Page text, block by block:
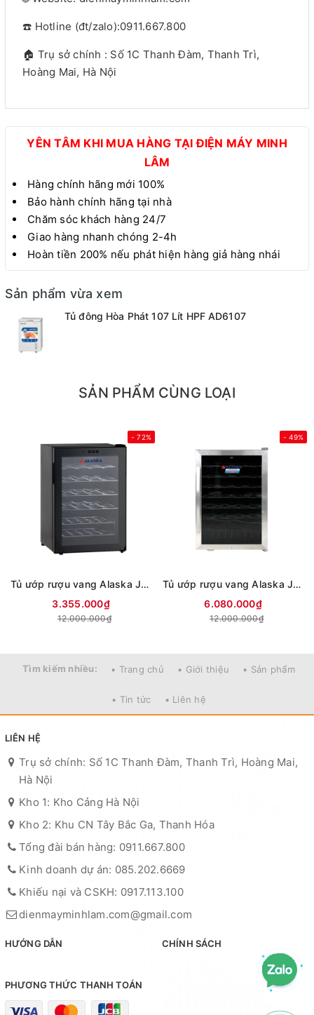
☎️ Hotline (đt/zalo):0911.667.800
🏠 Trụ sở chính : Số 1C Thanh Đàm, Thanh Trì,
Hoàng Mai, Hà Nội
YÊN TÂM KHI MUA HÀNG TẠI ĐIỆN MÁY MINH
LÂM
Hàng chính hãng mới 100%
Bảo hành chính hãng tại nhà
Chăm sóc khách hàng 24/7
Giao hàng nhanh chóng 2-4h
Hoàn tiền 200% nếu phát hiện hàng giả hàng nhái
Sản phẩm vừa xem
Tủ đông Hòa Phát 107 Lít HPF AD6107
SẢN PHẨM CÙNG LOẠI
- 72%
Tủ ướp rượu vang Alaska JC-28S
3.355.000₫
12.000.000₫
- 49%
Tủ ướp rượu vang Alaska JC-48
6.080.000₫
12.000.000₫
Tìm kiếm nhiều: • Trang chủ • Giới thiệu • Sản phẩm
• Tin tức • Liên hệ
LIÊN HỆ
Trụ sở chính: Số 1C Thanh Đàm, Thanh Trì, Hoàng Mai,
Hà Nội
Kho 1: Kho Cảng Hà Nội
Kho 2: Khu CN Tây Bắc Ga, Thanh Hóa
Tổng đài bán hàng: 0911.667.800
Kinh doanh dự án: 085.202.6669
Khiếu nại và CSKH: 0917.113.100
dienmayminhlam.com@gmail.com
HƯỚNG DẪN CHÍNH SÁCH
PHƯƠNG THỨC THANH TOÁN